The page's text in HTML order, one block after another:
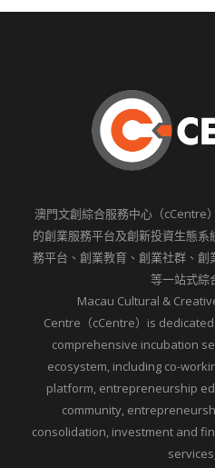
澳門文創綜合服務中心（cCentre
的創業服務平台及創新投資生態
務平台、創業教育、創業社群、
等一站式綜
Macau Cultural &
Centre（cCentre）is
comprehensive incubation
ecosystem, including co-
platform, entrepreneurship
community,
consolidation, investment and